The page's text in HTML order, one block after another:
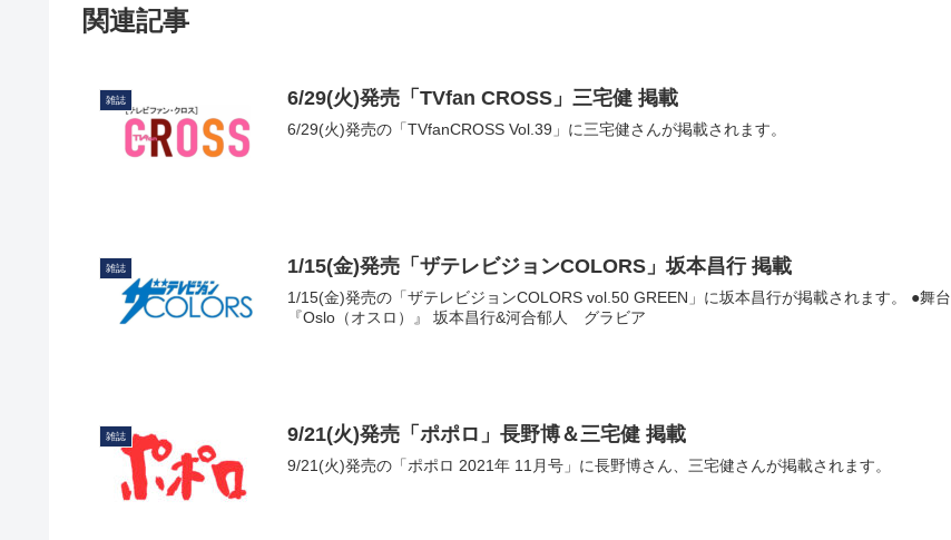
関連記事
雑誌 6/29(火)発売「TVfan CROSS」三宅健 掲載
6/29(火)発売の「TVfanCROSS Vol.39」に三宅健さんが掲載されます。
雑誌 1/15(金)発売「ザテレビジョンCOLORS」坂本昌行 掲載
1/15(金)発売の「ザテレビジョンCOLORS vol.50 GREEN」に坂本昌行が掲載されます。 ●舞台
『Oslo（オスロ）』 坂本昌行&河合郁人 グラビア
雑誌 9/21(火)発売「ポポロ」長野博＆三宅健 掲載
9/21(火)発売の「ポポロ 2021年 11月号」に長野博さん、三宅健さんが掲載されます。